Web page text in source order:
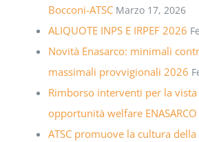
Bocconi-ATSC Marzo 17, 2026
ALIQUOTE INPS E IRPEF 2026
Novità Enasarco: minimali
massimali provvigionali 2026
Rimborso interventi per la
opportunità welfare ENASARCO
ATSC promuove la cultura